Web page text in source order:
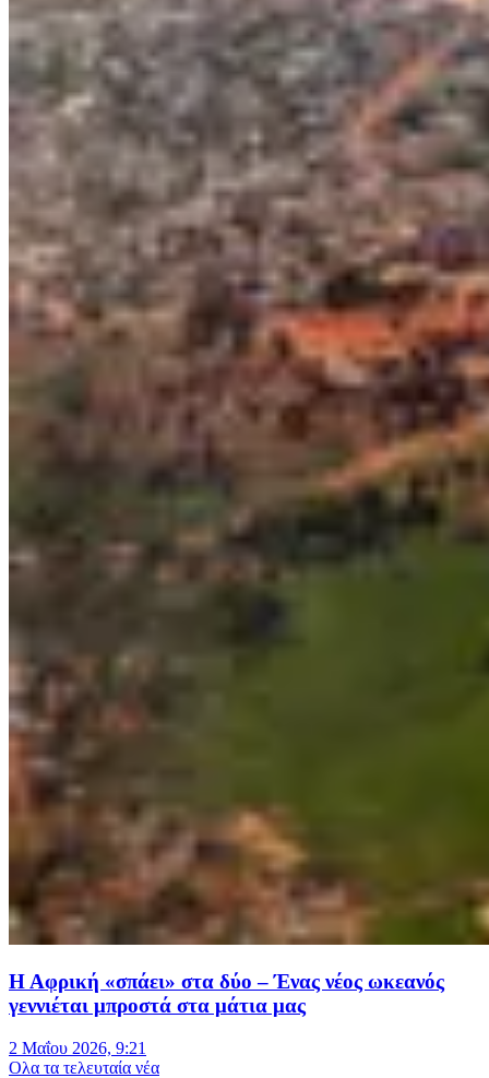
Η Αφρική «σπάει» στα δύο – Ένας νέος ωκεανός
γεννιέται μπροστά στα μάτια μας
2 Μαΐου 2026, 9:21
Oλα τα τελευταία νέα